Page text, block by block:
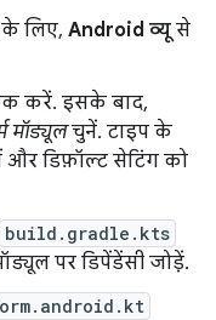
के लिए, Android व्यू से
करें. इसके बाद,
मॉड्यूलचुनें. टाइप के
डिफ़ॉल्ट सेटिंग को
build.gradle.kts
पर डिपेंडेंसी जोड़ें.